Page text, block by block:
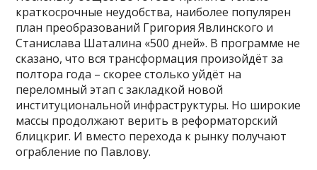
краткосрочные неудобства, наиболее популярен
план преобразований Григория Явлинского и
Станислава Шаталина «500 дней». В программе не
сказано, что вся трансформация произойдёт за
полтора года – скорее столько уйдёт на
переломный этап с закладкой новой
институциональной инфраструктуры. Но широкие
массы продолжают верить в реформаторский
блицкриг. И вместо перехода к рынку получают
ограбление по Павлову.